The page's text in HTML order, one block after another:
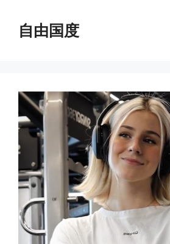
自由国度